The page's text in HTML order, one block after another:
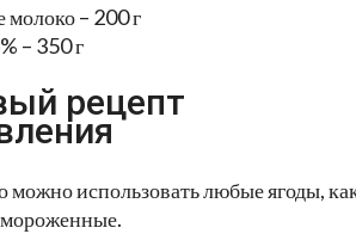
молоко – 200 г
– 350 г
рецепт
можно использовать любые ягоды,